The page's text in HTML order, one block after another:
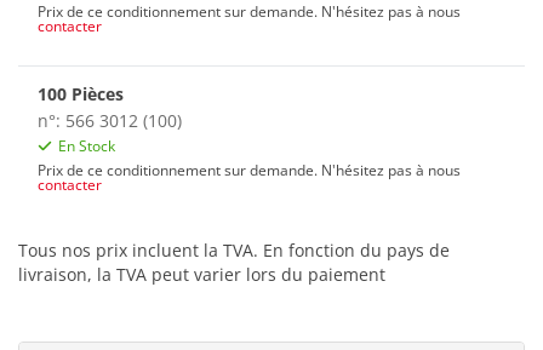
Prix de ce conditionnement sur demande. N'hésitez pas à nous
contacter
100 Pièces
n°: 566 3012 (100)
En Stock
Prix de ce conditionnement sur demande. N'hésitez pas à nous
contacter
Tous nos prix incluent la TVA. En fonction du pays de
livraison, la TVA peut varier lors du paiement